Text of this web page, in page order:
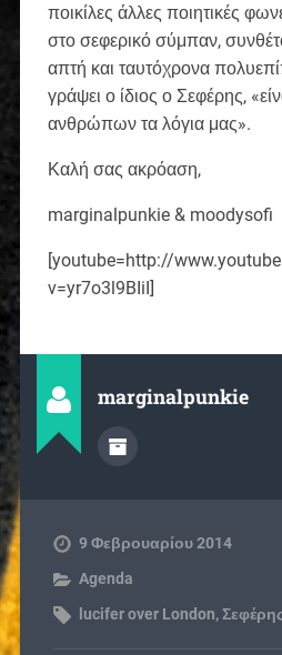
ποικίλες άλλες ποιητικές
στο σεφερικό σύμπαν,
απτή και ταυτόχρονα
γράψει ο ίδιος ο Σεφέρης,
ανθρώπων τα λόγια μας».
Καλή σας ακρόαση,
marginalpunkie & moodysofi
[youtube=http://
v=yr7o3l9BIiI]
marginalpunkie
9 Φεβρουαρίου 2014
Agenda
lucifer over London,Σεφέρης